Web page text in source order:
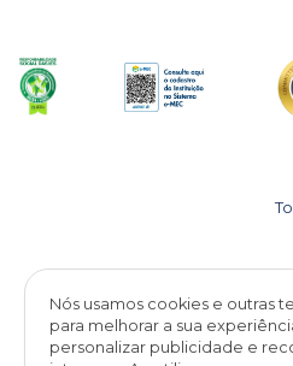
Nós usamos cookies e outras
para melhorar a sua
personalizar publicidade e